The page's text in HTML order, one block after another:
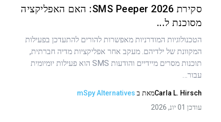
סקירת SMS Peeper 2026: האם האפליקציה
מסוכנת ל...
הטכנולוגיות המודרניות מאפשרות להורים להתעדכן בפעילות
המקוונת של ילדיהם. מעקב אחר אפליקציות מדיה חברתית,
תוכנות מסרים מיידיים והודעות SMS הוא פעילות יומיומית
עבור…
Carla L. Hirschמאת ב mSpy Alternatives
עודכן 01 יונ, 2026